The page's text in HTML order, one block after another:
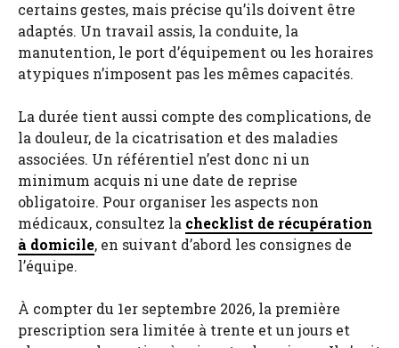
certains gestes, mais précise qu’ils doivent être
adaptés. Un travail assis, la conduite, la
manutention, le port d’équipement ou les horaires
atypiques n’imposent pas les mêmes capacités.
La durée tient aussi compte des complications, de
la douleur, de la cicatrisation et des maladies
associées. Un référentiel n’est donc ni un
minimum acquis ni une date de reprise
obligatoire. Pour organiser les aspects non
médicaux, consultez la checklist de récupération
à domicile, en suivant d’abord les consignes de
l’équipe.
À compter du 1er septembre 2026, la première
prescription sera limitée à trente et un jours et